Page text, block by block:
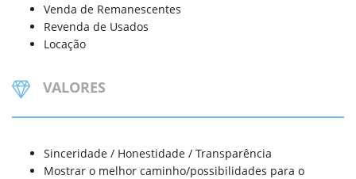
Venda de Remanescentes
Revenda de Usados
Locação
VALORES
Sinceridade / Honestidade / Transparência
Mostrar o melhor caminho/possibilidades para o